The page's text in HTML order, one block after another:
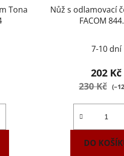
Tona
Nůž s odlamovací
FACOM
7-10 dní
202 Kč
230 Kč
DO